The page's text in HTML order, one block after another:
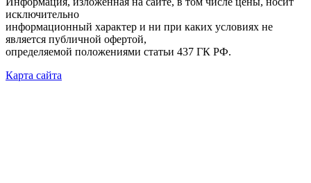
исключительно
информационный характер и ни при каких условиях не
является публичной офертой,
определяемой положениями статьи 437 ГК РФ.
Карта сайта